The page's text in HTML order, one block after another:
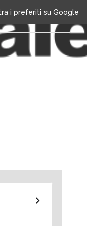
i preferiti su Google